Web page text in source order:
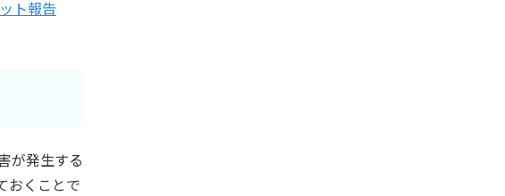
ト報告
が発生する
おくことで